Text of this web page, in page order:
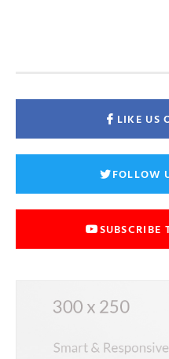
LIKE US
FOLLOW
SUBSCRIBE